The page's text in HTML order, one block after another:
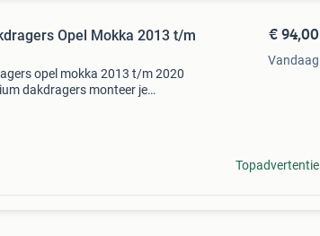
Opel Mokka 2013 t/m
opel mokka 2013 t/m 2020
dakdragers monteer je
€ 94,00
Vandaag
Topadvertentie